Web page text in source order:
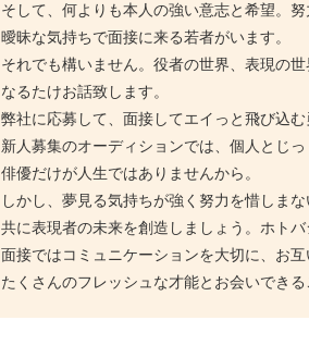
そして、何よりも本人の強い意志と希望。
曖昧な気持ちで面接に来る若者がいます。
それでも構いません。役者の世界、表現の
なるたけお話致します。
弊社に応募して、面接してエイっと飛び込
新人募集のオーディションでは、個人とじ
俳優だけが人生ではありませんから。
しかし、夢見る気持ちが強く努力を惜しま
共に表現者の未来を創造しましょう。ホトバ
面接ではコミュニケーションを大切に、お互
たくさんのフレッシュな才能とお会いできる